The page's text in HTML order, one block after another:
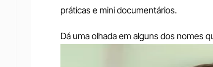
práticas e mini documentários.
Dá uma olhada em alguns dos nomes